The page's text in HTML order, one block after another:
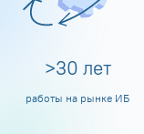
>30 лет
работы на рынке ИБ